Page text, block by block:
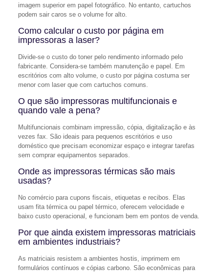
imagem superior em papel fotográfico. No entanto, cartuchos
podem sair caros se o volume for alto.
Como calcular o custo por página em
impressoras a laser?
Divide-se o custo do toner pelo rendimento informado pelo
fabricante. Considera-se também manutenção e papel. Em
escritórios com alto volume, o custo por página costuma ser
menor com laser que com cartuchos comuns.
O que são impressoras multifuncionais e
quando vale a pena?
Multifuncionais combinam impressão, cópia, digitalização e às
vezes fax. São ideais para pequenos escritórios e uso
doméstico que precisam economizar espaço e integrar tarefas
sem comprar equipamentos separados.
Onde as impressoras térmicas são mais
usadas?
No comércio para cupons fiscais, etiquetas e recibos. Elas
usam fita térmica ou papel térmico, oferecem velocidade e
baixo custo operacional, e funcionam bem em pontos de venda.
Por que ainda existem impressoras matriciais
em ambientes industriais?
As matriciais resistem a ambientes hostis, imprimem em
formulários contínuos e cópias carbono. São econômicas para